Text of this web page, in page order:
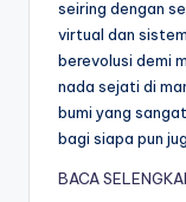
seiring dengan
virtual dan
berevolusi demi
nada sejati di
bumi yang
bagi siapa pun
BACA